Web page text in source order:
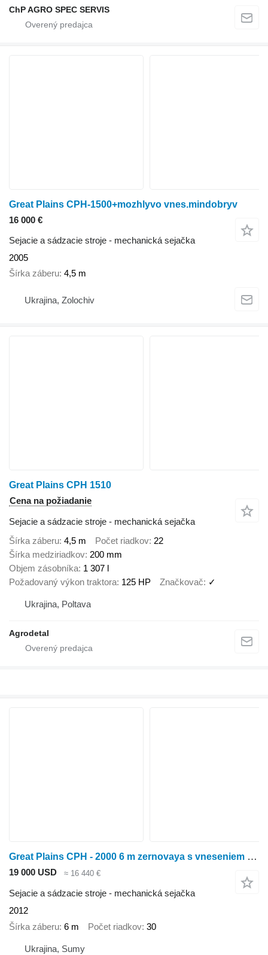
ChP AGRO SPEC SERVIS
Great Plains CPH-1500+mozhlyvo vnes.mindobryv
16 000 €
Sejacie a sádzacie stroje - mechanická sejačka
2005
Šírka záberu 4,5 m
Ukrajina, Zolochiv
Great Plains CPH 1510
Cena na požiadanie
Sejacie a sádzacie stroje - mechanická sejačka
Šírka záberu 4,5 m Počet riadkov 22
Šírka medziriadkov 200 mm
Objem zásobníka 1 307 l
Požadovaný výkon traktora 125 HP Značkovač ✓
Ukrajina, Poltava
Agrodetal
Great Plains CPH - 2000 6 m zernovaya s vneseniem suhih mineralnyh udobreniy
19 000 USD ≈ 16 440 €
Sejacie a sádzacie stroje - mechanická sejačka
2012
Šírka záberu 6 m Počet riadkov 30
Ukrajina, Sumy